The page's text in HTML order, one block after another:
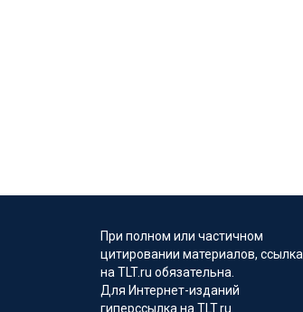
При полном или частичном
цитировании материалов, ссылка
на TLT.ru обязательна.
Для Интернет-изданий
гиперссылка на TLT.ru